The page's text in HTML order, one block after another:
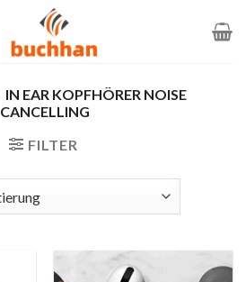
IN EAR KOPFHÖRER NOISE
CANCELLING
FILTER